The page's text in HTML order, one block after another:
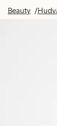
Beauty